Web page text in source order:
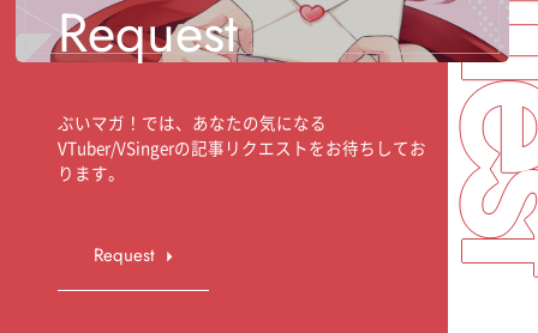
Request
ぶいマガ！では、あなたの気になる
VTuber/VSingerの記事リクエストをお待ちしてお
ります。
Request